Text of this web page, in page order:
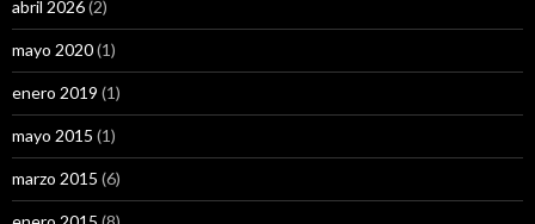
abril 2026(2)
mayo 2020(1)
enero 2019 (1)
mayo 2015 (1)
marzo 2015 (6)